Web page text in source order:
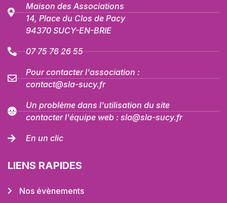
Maison des Associations
14, Place du Clos de Pacy
94370 SUCY-EN-BRIE
07 75 76 26 55
Pour contacter l'association :
contact@sla-sucy.fr
Un problème dans l'utilisation du site
contacter l'équipe web : sla@sla-sucy.fr
En un clic
LIENS RAPIDES
Nos évènements